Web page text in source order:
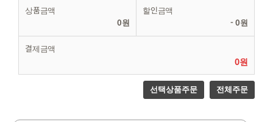
공지사항
리뷰
상품금액
0원
할인금액
-0원
결제금액
0원
선택상품주문 전체주문